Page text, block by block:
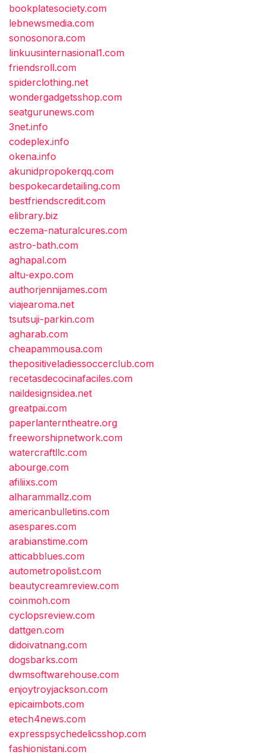
bookplatesociety.com
lebnewsmedia.com
sonosonora.com
linkuusinternasional1.com
friendsroll.com
spiderclothing.net
wondergadgetsshop.com
seatgurunews.com
3net.info
codeplex.info
okena.info
akunidpropokerqq.com
bespokecardetailing.com
bestfriendscredit.com
elibrary.biz
eczema-naturalcures.com
astro-bath.com
aghapal.com
altu-expo.com
authorjennijames.com
viajearoma.net
tsutsuji-parkin.com
agharab.com
cheapammousa.com
thepositiveladiessoccerclub.com
recetasdecocinafaciles.com
naildesignsidea.net
greatpai.com
paperlanterntheatre.org
freeworshipnetwork.com
watercraftllc.com
abourge.com
afiliixs.com
alharammallz.com
americanbulletins.com
asespares.com
arabianstime.com
atticabblues.com
autometropolist.com
beautycreamreview.com
coinmoh.com
cyclopsreview.com
dattgen.com
didoivatnang.com
dogsbarks.com
dwmsoftwarehouse.com
enjoytroyjackson.com
epicaimbots.com
etech4news.com
expresspsychedelicsshop.com
fashionistani.com